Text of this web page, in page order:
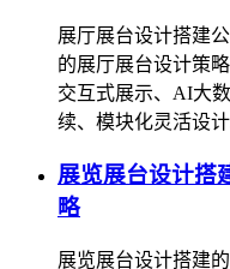
展厅展台设计搭建
的展厅展台设计策
交互式展示、AI大
续、模块化灵活设计
展览展台设计搭
略
展览展台设计搭建